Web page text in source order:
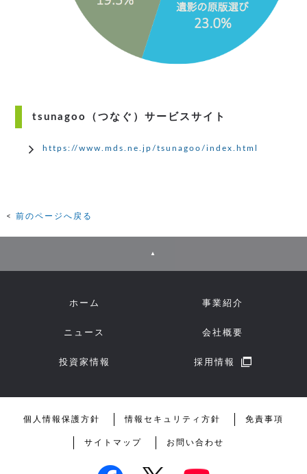
tsunagoo（つなぐ）サービスサイト
https://www.mds.ne.jp/tsunagoo/index.html
前のページへ戻る
▲
ホーム 事業紹介
ニュース 会社概要
投資家情報 採用情報
個人情報保護方針 情報セキュリティ方針 免責事項
サイトマップ お問い合わせ